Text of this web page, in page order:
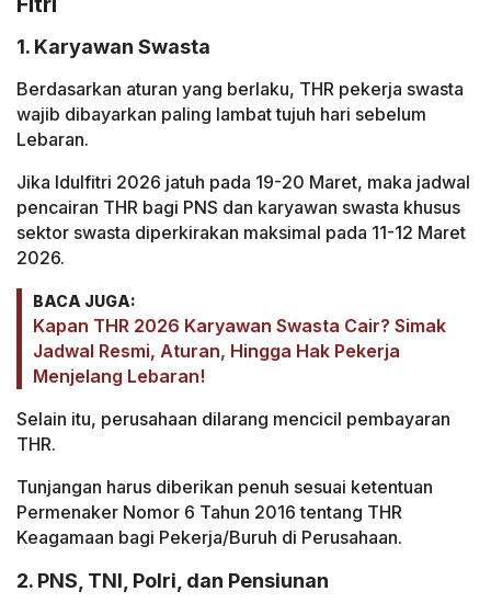
1. Karyawan Swasta
Berdasarkan aturan yang berlaku, THR pekerja swasta
wajib dibayarkan paling lambat tujuh hari sebelum
Lebaran.
Jika Idulfitri 2026 jatuh pada 19-20 Maret, maka jadwal
pencairan THR bagi PNS dan karyawan swasta khusus
sektor swasta diperkirakan maksimal pada 11-12 Maret
2026.
BACA JUGA:
Kapan THR 2026 Karyawan Swasta Cair? Simak
Jadwal Resmi, Aturan, Hingga Hak Pekerja
Menjelang Lebaran!
Selain itu, perusahaan dilarang mencicil pembayaran
THR.
Tunjangan harus diberikan penuh sesuai ketentuan
Permenaker Nomor 6 Tahun 2016 tentang THR
Keagamaan bagi Pekerja/Buruh di Perusahaan.
2. PNS, TNI, Polri, dan Pensiunan